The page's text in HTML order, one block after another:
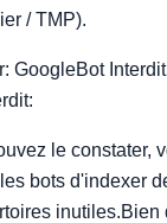
/ TMP).
GoogleBot
le constater,
bots d'indexer
inutiles.Bien